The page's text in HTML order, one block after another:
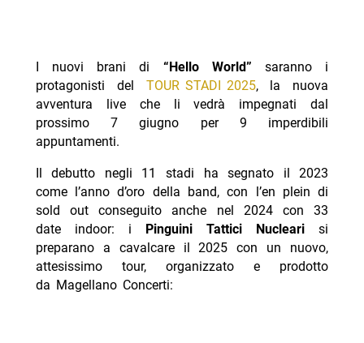
I nuovi brani di “Hello World” saranno i
protagonisti del TOUR STADI 2025, la nuova
avventura live che li vedrà impegnati dal
prossimo 7 giugno per 9 imperdibili
appuntamenti.
Il debutto negli 11 stadi ha segnato il 2023
come l’anno d’oro della band, con l’en plein di
sold out conseguito anche nel 2024 con 33
date indoor: i Pinguini Tattici Nuclearisi
preparano a cavalcare il 2025 con un nuovo,
attesissimo tour, organizzato e prodotto
da Magellano Concerti: